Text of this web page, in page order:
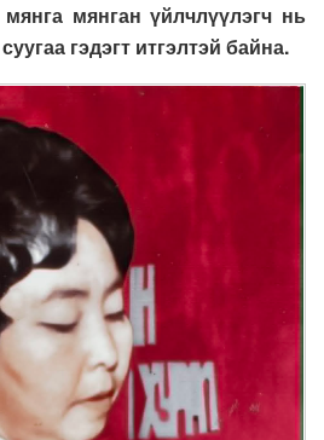
мянган үйлчлүүлэгч нь
гэдэгт итгэлтэй байна.